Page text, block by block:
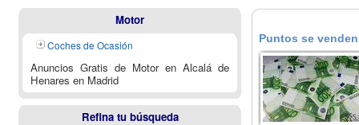
Puntos se
Motor
Coches de Ocasión
Anuncios Gratis de Motor en Alcalá de
Henares en Madrid
Refina tu búsqueda